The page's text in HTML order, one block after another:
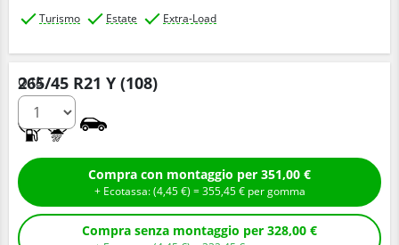
Turismo Estate Extra-Load
265/45 R21 Y (108)
Q.tà
Compra con montaggio per 351,00 €
+ Ecotassa: (4,45€ ) =355,45€ per gomma
Compra senza montaggio per 328,00 €